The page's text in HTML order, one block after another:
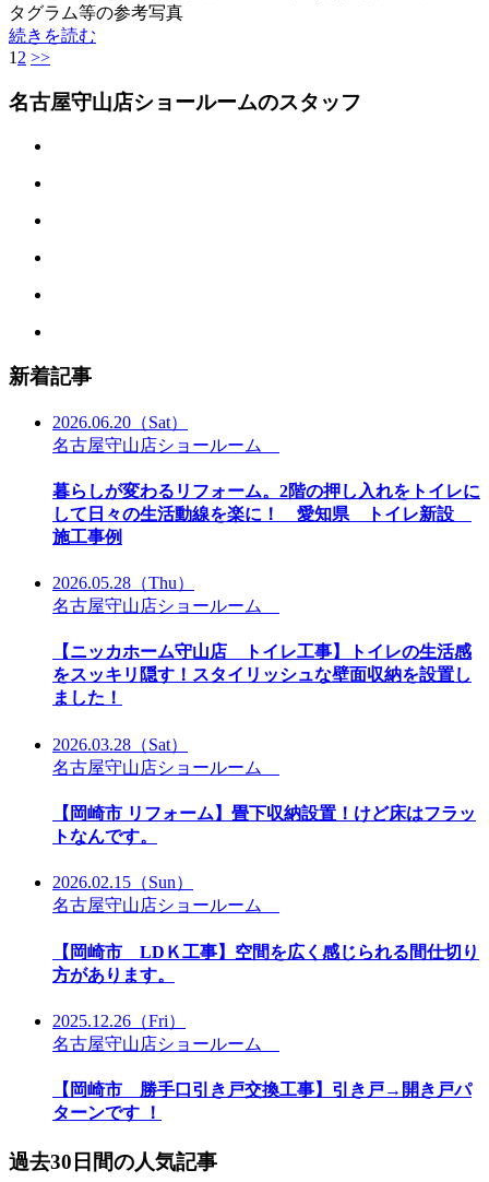
タグラム等の参考写真
続きを読む
1 2 >>
名古屋守山店ショールームのスタッフ
新着記事
2026.06.20 （Sat）
名古屋守山店ショールーム
暮らしが変わるリフォーム。2階の押し入れをトイレに
して日々の生活動線を楽に！ 愛知県 トイレ新設
施工事例
2026.05.28 （Thu）
名古屋守山店ショールーム
【ニッカホーム守山店 トイレ工事】トイレの生活感
をスッキリ隠す！スタイリッシュな壁面収納を設置し
ました！
2026.03.28 （Sat）
名古屋守山店ショールーム
【岡崎市 リフォーム】畳下収納設置！けど床はフラッ
トなんです。
2026.02.15 （Sun）
名古屋守山店ショールーム
【岡崎市 LDＫ工事】空間を広く感じられる間仕切り
方があります。
2025.12.26 （Fri）
名古屋守山店ショールーム
【岡崎市 勝手口引き戸交換工事】引き戸→開き戸パ
ターンです ！
過去30日間の人気記事